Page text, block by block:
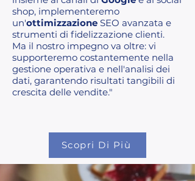
shop, implementeremo
un'ottimizzazione SEO avanzata e
strumenti di fidelizzazione clienti.
Ma il nostro impegno va oltre: vi
supporteremo costantemente nella
gestione operativa e nell'analisi dei
dati, garantendo risultati tangibili di
crescita delle vendite."
Scopri Di Più